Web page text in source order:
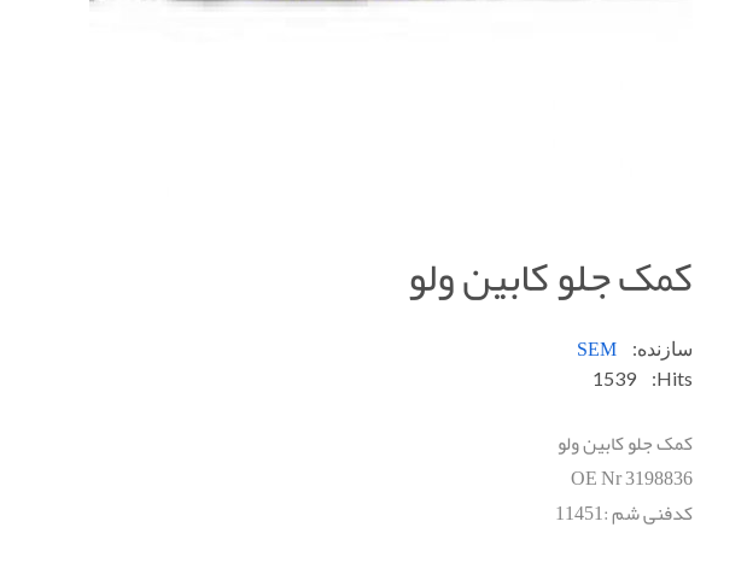
کمک جلو کابين ولو
سازنده: SEM
Hits:
1539
کمک جلو کابين ولو
OE Nr3198836
کدفنی شم :11451